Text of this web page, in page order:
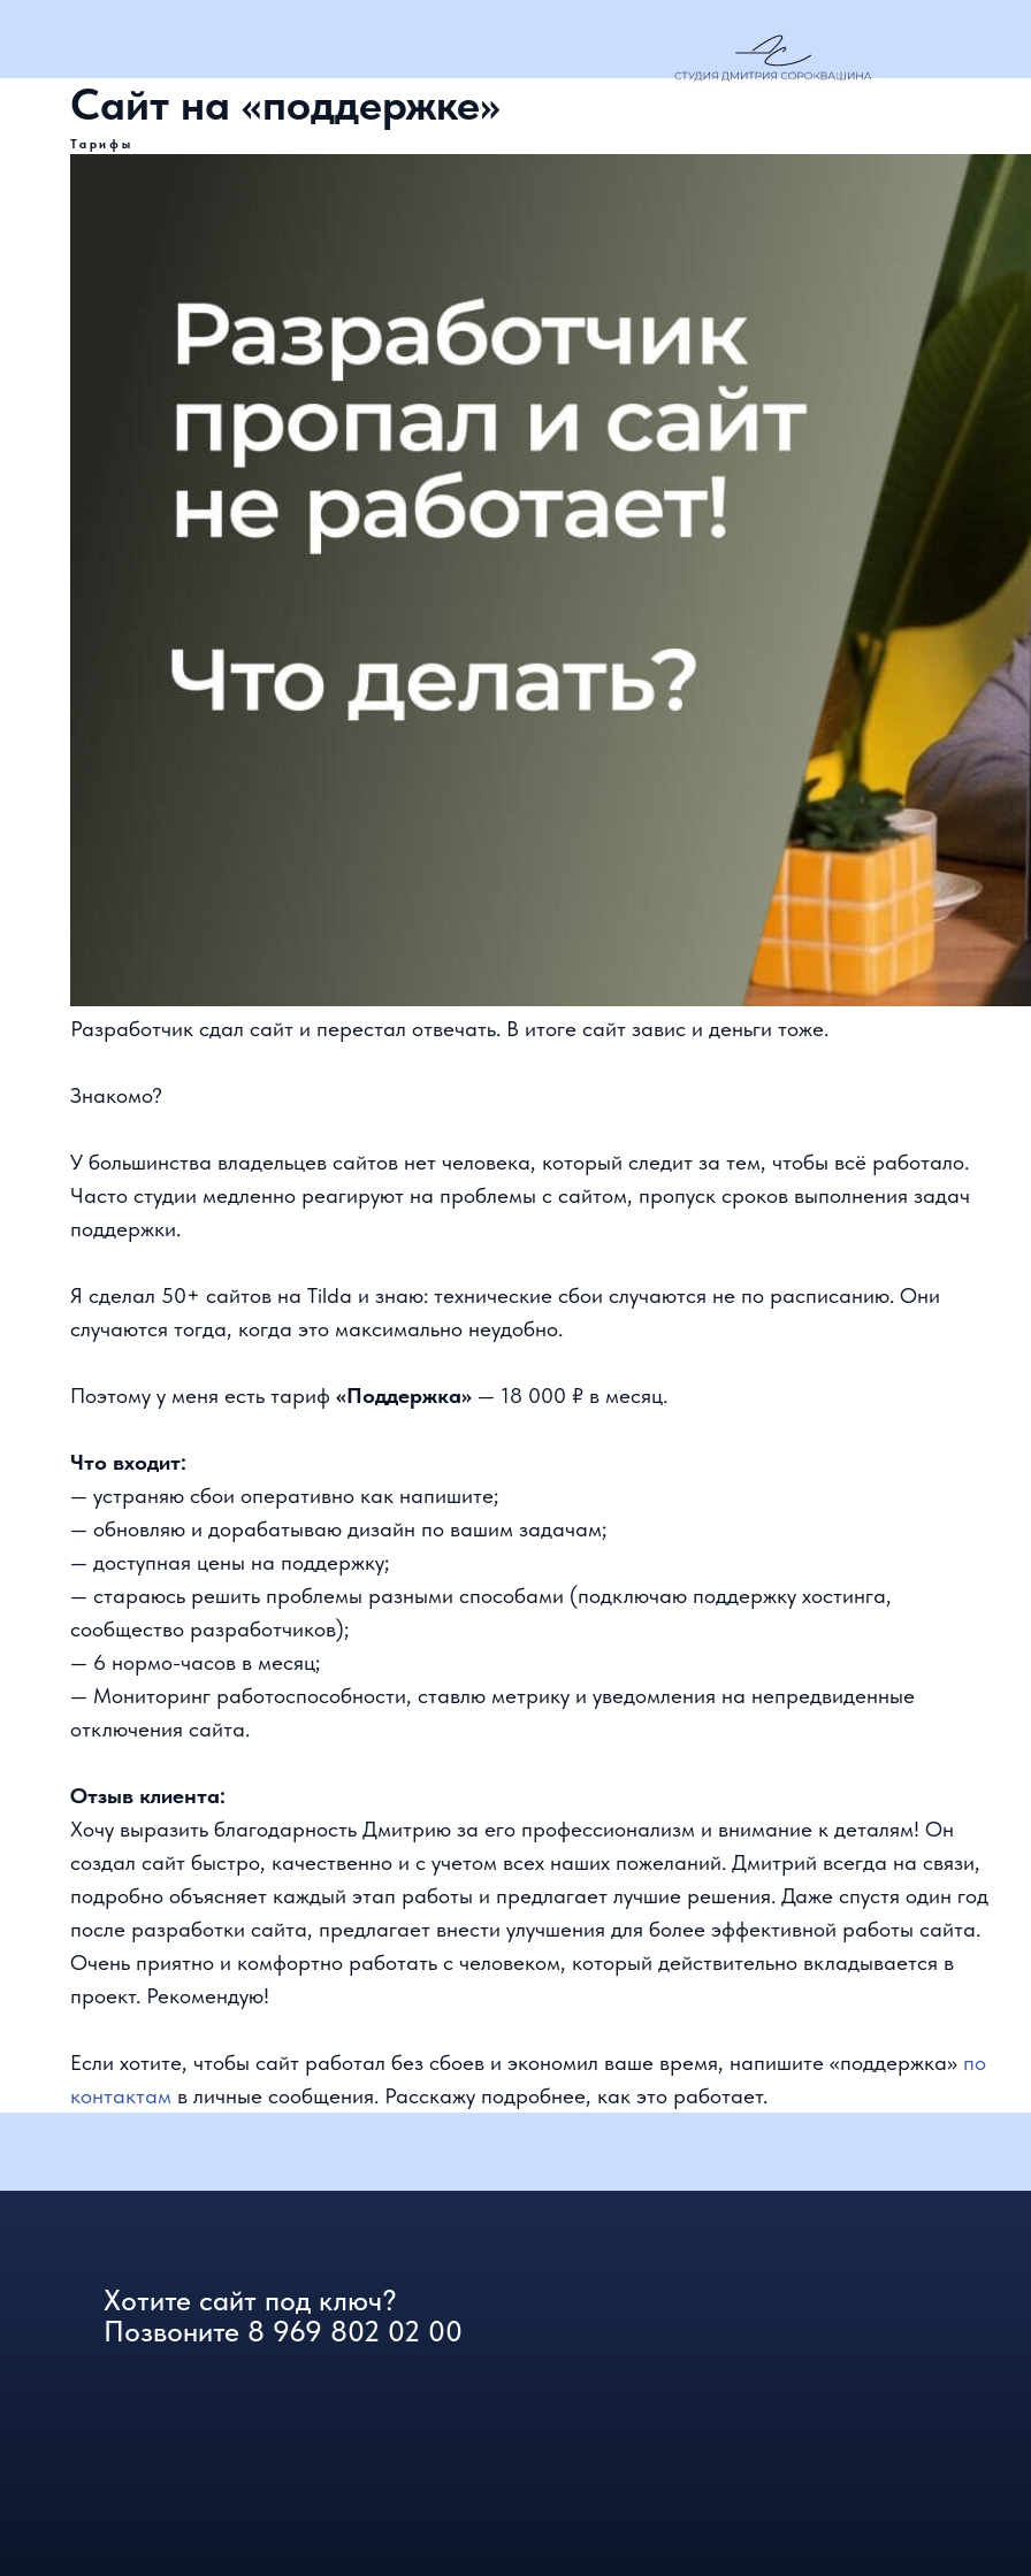
Сайт на «поддержке»
Тарифы
Разработчик сдал сайт и перестал отвечать. В итоге сайт завис и деньги тоже.
Знакомо?
У большинства владельцев сайтов нет человека, который следит за тем, чтобы всё работало.
поддержки.
Я сделал 50+ сайтов на Tilda и знаю: технические сбои случаются не по расписанию. Они
Поэтому у меня есть тариф«Поддержка»— 18 000 ₽ в месяц.
Что входит:
— обновляю и дорабатываю дизайн по вашим задачам;
— доступная цены на поддержку;
— стараюсь решить проблемы разными способами (подключаю поддержку хостинга,
сообщество разработчиков);
— 6 нормо-часов в месяц;
— Мониторинг работоспособности, ставлю метрику и уведомления на непредвиденные
отключения сайта.
Отзыв клиента:
Хочу выразить благодарность Дмитрию за его профессионализм и внимание к деталям! Он
подробно объясняет каждый этап работы и предлагает лучшие решения. Даже спустя один год
после разработки сайта, предлагает внести улучшения для более эффективной работы сайта.
Очень приятно и комфортно работать с человеком, который действительно вкладывается в
проект. Рекомендую!
Если хотите, чтобы сайт работал без сбоев и экономил ваше время, напишите «поддержка»по
контактамв личные сообщения. Расскажу подробнее, как это работает.
Хотите сайт под ключ?
Позвоните
8 969 802 02 00